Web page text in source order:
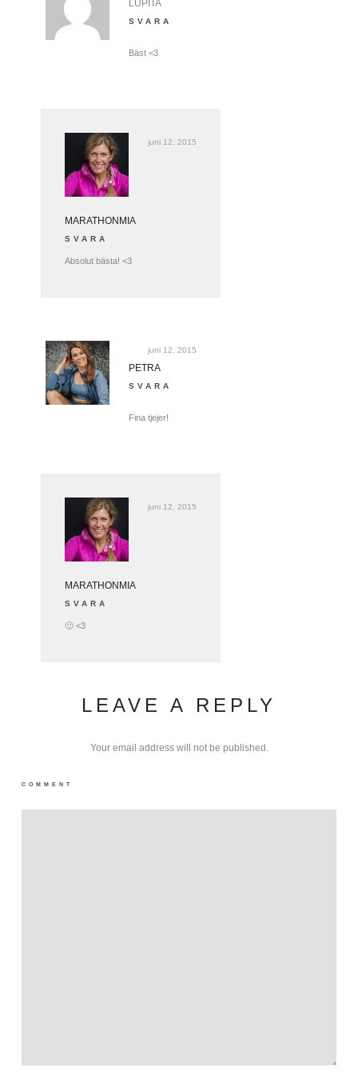
LUPITA
SVARA
Bäst <3
juni 12, 2015
MARATHONMIA
SVARA
Absolut bästa! <3
juni 12, 2015
PETRA
SVARA
Fina tjejer!
juni 12, 2015
MARATHONMIA
SVARA
🙂 <3
LEAVE A REPLY
Your email address will not be published.
COMMENT